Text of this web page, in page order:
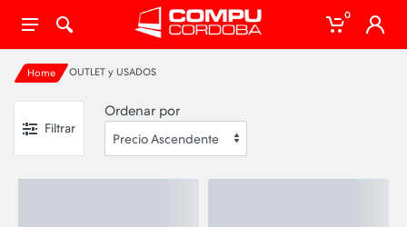
0
Home OUTLET y USADOS
Filtrar
Ordenar por